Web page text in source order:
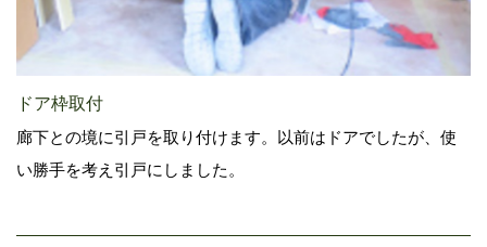
ドア枠取付
廊下との境に引戸を取り付けます。以前はドアでしたが、使
い勝手を考え引戸にしました。